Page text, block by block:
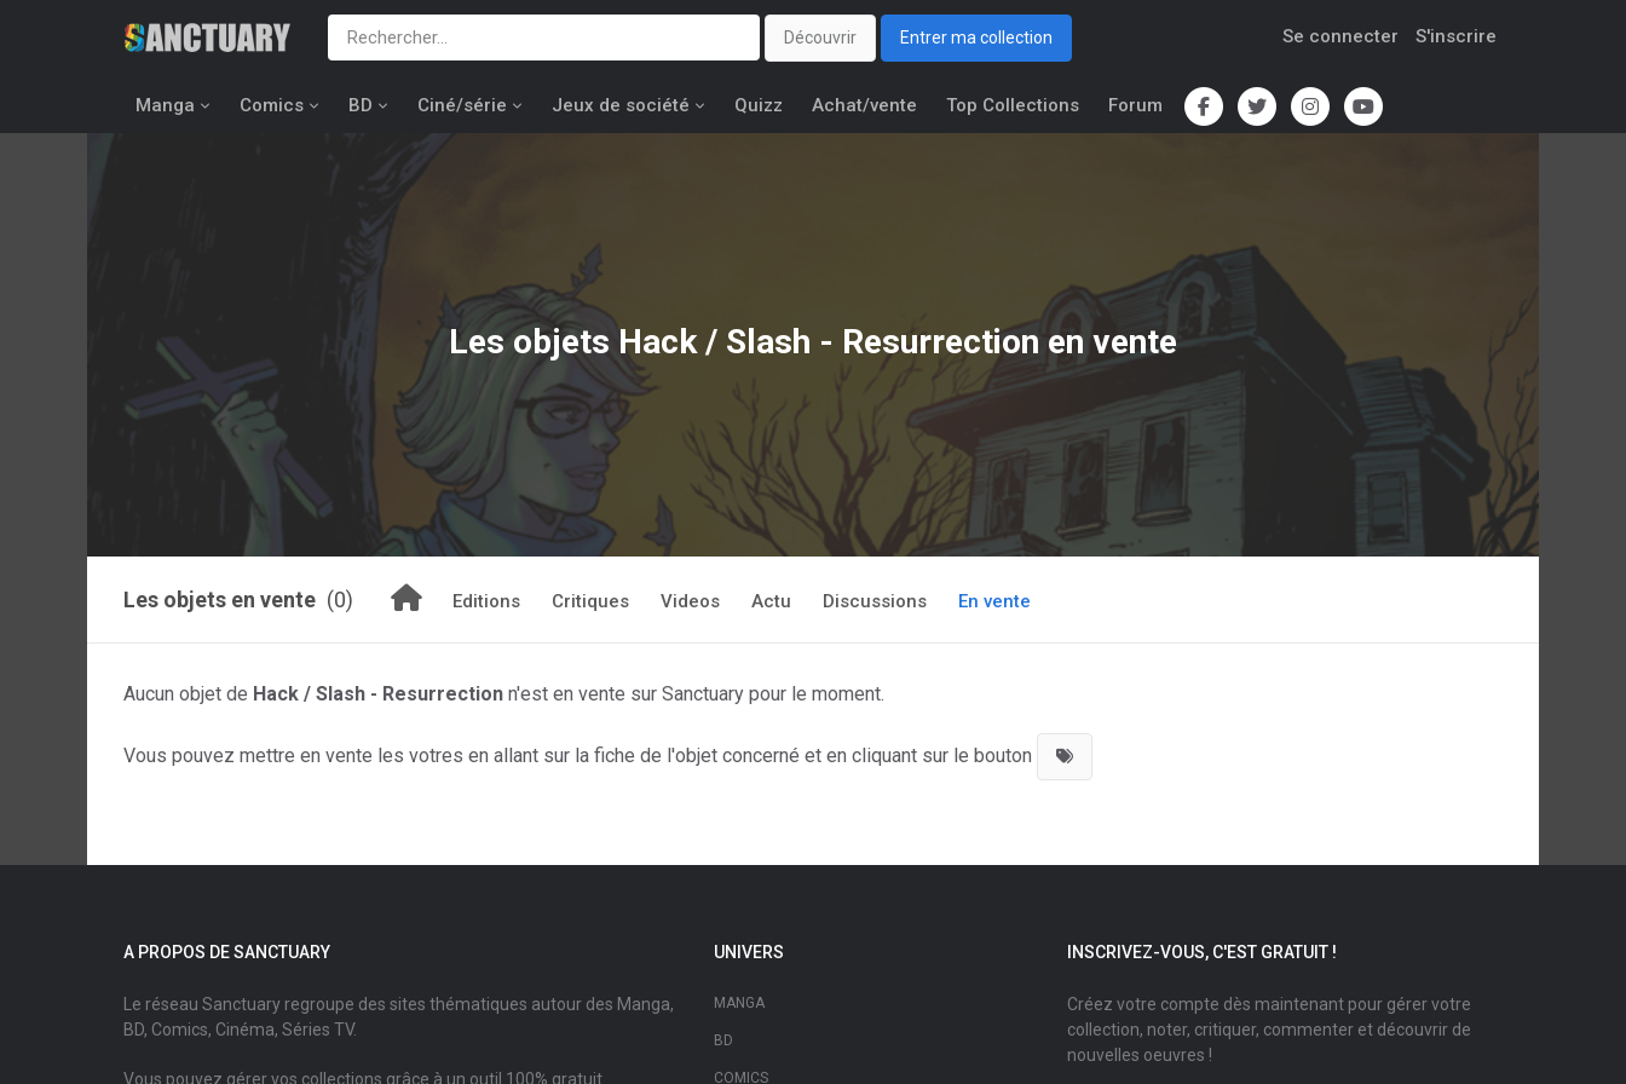
Découvrir Entrer ma collection Se connecter S'inscrire
Manga Comics BD Ciné/série Jeux de société Quizz Achat/vente Top Collections Forum
Les objets Hack / Slash - Resurrection en vente
Les objets en vente (0) Editions Critiques Videos Actu Discussions En vente
Aucun objet de Hack / Slash - Resurrection n'est en vente sur Sanctuary pour le moment.
Vous pouvez mettre en vente les votres en allant sur la fiche de l'objet concerné et en cliquant sur le bouton
A PROPOS DE SANCTUARY
Le réseau Sanctuary regroupe des sites thématiques autour des Manga,
BD, Comics, Cinéma, Séries TV.
Vous pouvez gérer vos collections grâce à un outil 100% gratuit.
UNIVERS
MANGA
BD
COMICS
INSCRIVEZ-VOUS, C'EST GRATUIT !
Créez votre compte dès maintenant pour gérer votre
collection, noter, critiquer, commenter et découvrir de
nouvelles oeuvres !